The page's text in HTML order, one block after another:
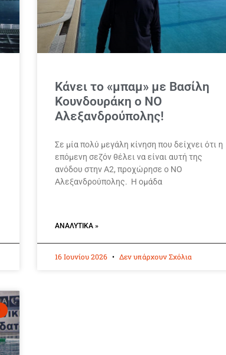
Κάνει το «μπαμ» με Βασίλη
Κουνδουράκη ο ΝΟ
Αλεξανδρούπολης!
Σε μία πολύ μεγάλη κίνηση που δείχνει ότι η
επόμενη σεζόν θέλει να είναι αυτή της
ανόδου στην Α2, προχώρησε ο ΝΟ
Αλεξανδρούπολης. Η ομάδα
ΑΝΑΛΥΤΙΚΆ »
16 Ιουνίου 2026 Δεν υπάρχουν Σχόλια